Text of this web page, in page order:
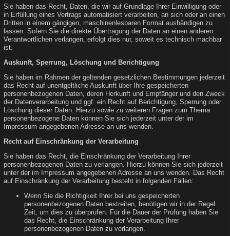
Sie haben das Recht, Daten, die wir auf Grundlage Ihrer Einwilligung oder
in Erfüllung eines Vertrags automatisiert verarbeiten, an sich oder an einen
Dritten in einem gängigen, maschinenlesbaren Format aushändigen zu
lassen. Sofern Sie die direkte Übertragung der Daten an einen anderen
Verantwortlichen verlangen, erfolgt dies nur, soweit es technisch machbar
ist.
Auskunft, Sperrung, Löschung und Berichtigung
Sie haben im Rahmen der geltenden gesetzlichen Bestimmungen jederzeit
das Recht auf unentgeltliche Auskunft über Ihre gespeicherten
personenbezogenen Daten, deren Herkunft und Empfänger und den Zweck
der Datenverarbeitung und ggf. ein Recht auf Berichtigung, Sperrung oder
Löschung dieser Daten. Hierzu sowie zu weiteren Fragen zum Thema
personenbezogene Daten können Sie sich jederzeit unter der im
Impressum angegebenen Adresse an uns wenden.
Recht auf Einschränkung der Verarbeitung
Sie haben das Recht, die Einschränkung der Verarbeitung Ihrer
personenbezogenen Daten zu verlangen. Hierzu können Sie sich jederzeit
unter der im Impressum angegebenen Adresse an uns wenden. Das Recht
auf Einschränkung der Verarbeitung besteht in folgenden Fällen:
Wenn Sie die Richtigkeit Ihrer bei uns gespeicherten
personenbezogenen Daten bestreiten, benötigen wir in der Regel
Zeit, um dies zu überprüfen. Für die Dauer der Prüfung haben Sie
das Recht, die Einschränkung der Verarbeitung Ihrer
personenbezogenen Daten zu verlangen.